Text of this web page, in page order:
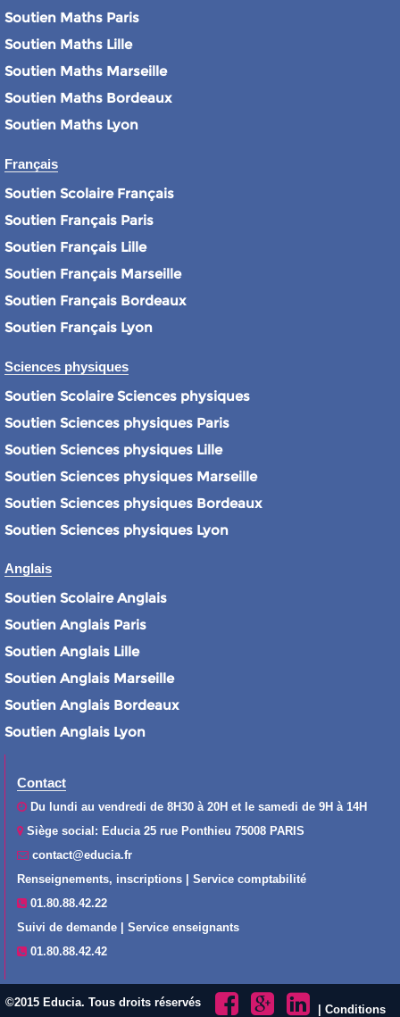
Soutien Maths Paris
Soutien Maths Lille
Soutien Maths Marseille
Soutien Maths Bordeaux
Soutien Maths Lyon
Français
Soutien Scolaire Français
Soutien Français Paris
Soutien Français Lille
Soutien Français Marseille
Soutien Français Bordeaux
Soutien Français Lyon
Sciences physiques
Soutien Scolaire Sciences physiques
Soutien Sciences physiques Paris
Soutien Sciences physiques Lille
Soutien Sciences physiques Marseille
Soutien Sciences physiques Bordeaux
Soutien Sciences physiques Lyon
Anglais
Soutien Scolaire Anglais
Soutien Anglais Paris
Soutien Anglais Lille
Soutien Anglais Marseille
Soutien Anglais Bordeaux
Soutien Anglais Lyon
Contact
Du lundi au vendredi de 8H30 à 20H et le samedi de 9H à 14H
Siège social: Educia 25 rue Ponthieu 75008 PARIS
contact@educia.fr
Renseignements, inscriptions | Service comptabilité
01.80.88.42.22
Suivi de demande | Service enseignants
01.80.88.42.42
©2015 Educia. Tous droits réservés
Conditions